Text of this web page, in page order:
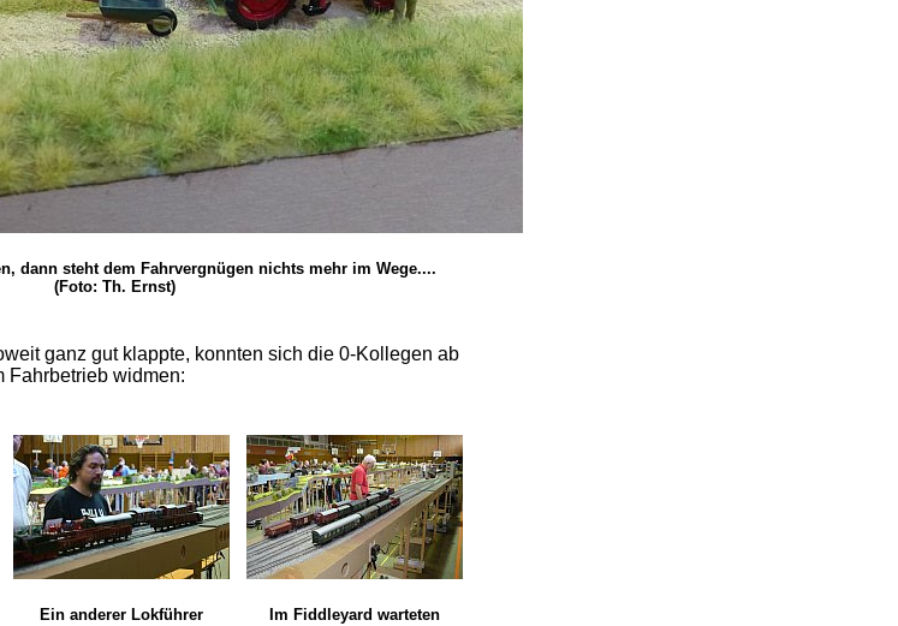
dann steht dem Fahrvergnügen nichts mehr im Wege....
(Foto: Th. Ernst)
ganz gut klappte, konnten sich die 0-Kollegen ab
Fahrbetrieb widmen:
Ein anderer Lokführer
Im Fiddleyard warteten